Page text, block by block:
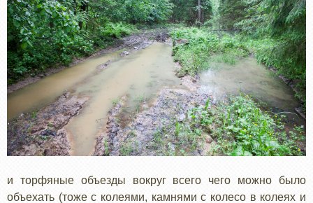
и торфяные объезды вокруг всего чего можно было
объехать (тоже с колеями, камнями с колесо в колеях и